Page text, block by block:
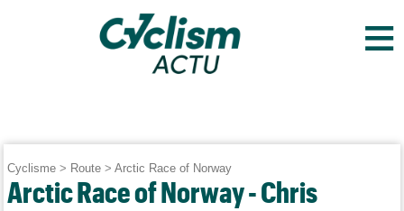
≡
Cyclisme > Route >Arctic Race of Norway
Arctic Race of Norway - Chris